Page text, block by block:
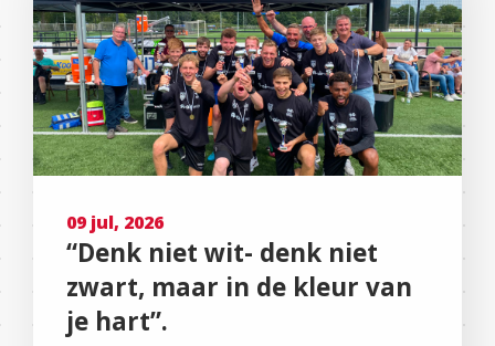
09 jul, 2026
“Denk niet wit- denk niet
zwart, maar in de kleur van
je hart”.